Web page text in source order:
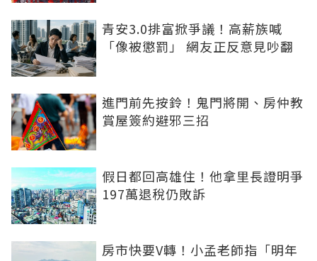
青安3.0排富掀爭議！高薪族喊
「像被懲罰」 網友正反意見吵翻
進門前先按鈴！鬼門將開、房仲教
賞屋簽約避邪三招
假日都回高雄住！他拿里長證明爭
197萬退稅仍敗訴
房市快要V轉！小孟老師指「明年